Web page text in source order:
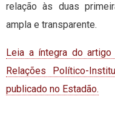
relação às duas
ampla e transparente.
Leia a íntegra do
Relações Político-
publicado no Estadão.